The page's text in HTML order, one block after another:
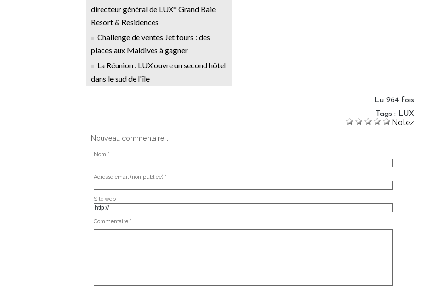
directeur général de LUX* Grand Baie
Resort & Residences
Challenge de ventes Jet tours : des
places aux Maldives à gagner
La Réunion : LUX ouvre un second hôtel
dans le sud de l'île
Lu 964 fois
Tags : LUX
Notez
Nouveau commentaire :
Nom * :
Adresse email (non publiée) * :
Site web :
Commentaire * :